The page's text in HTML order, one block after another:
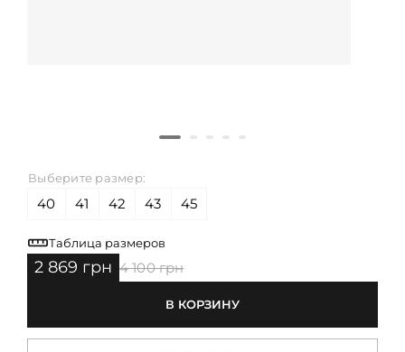
Выберите размер:
40 41 42 43 45
Таблица размеров
2 869 грн 4 100 грн
В КОРЗИНУ